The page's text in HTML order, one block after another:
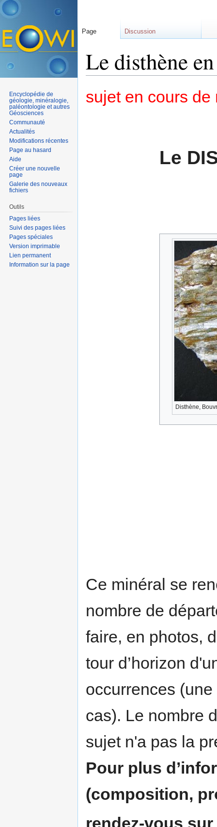
Le disthène
sujet en cours de
Le
Disthène,
Ce minéral se
nombre de
faire, en photos,
tour d’horizon
occurrences
cas). Le nombre
sujet n'a pas la
Pour plus
(composition,
Page Discussion
Encyclopédie de
géologie, minéralogie,
paléontologie et autres
Géosciences
Communauté
Actualités
Modifications récentes
Page au hasard
Aide
Créer une nouvelle
page
Galerie des nouveaux
fichiers
Outils
Pages liées
Suivi des pages liées
Pages spéciales
Version imprimable
Lien permanent
Information sur la page